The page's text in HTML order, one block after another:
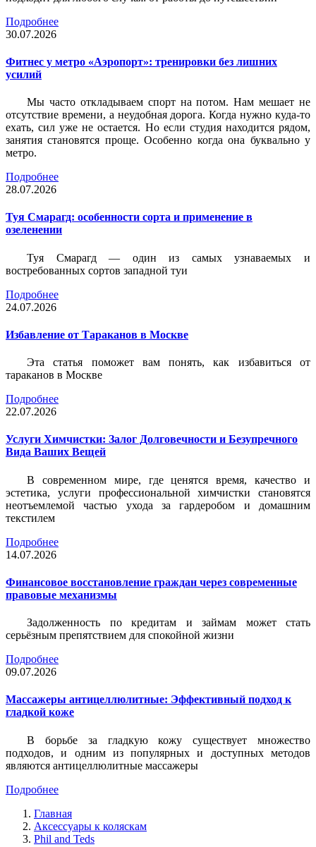
Подробнее
30.07.2026
Фитнес у метро «Аэропорт»: тренировки без лишних
усилий
Мы часто откладываем спорт на потом. Нам мешает не
отсутствие времени, а неудобная дорога. Когда нужно куда-то
ехать, сил уже не остается. Но если студия находится рядом,
занятия становятся проще. Особенно когда она буквально у
метро.
Подробнее
28.07.2026
Туя Смарагд: особенности сорта и применение в
озеленении
Туя Смарагд — один из самых узнаваемых и
востребованных сортов западной туи
Подробнее
24.07.2026
Избавление от Тараканов в Москве
Эта статья поможет вам понять, как избавиться от
тараканов в Москве
Подробнее
22.07.2026
Услуги Химчистки: Залог Долговечности и Безупречного
Вида Ваших Вещей
В современном мире, где ценятся время, качество и
эстетика, услуги профессиональной химчистки становятся
неотъемлемой частью ухода за гардеробом и домашним
текстилем
Подробнее
14.07.2026
Финансовое восстановление граждан через современные
правовые механизмы
Задолженность по кредитам и займам может стать
серьёзным препятствием для спокойной жизни
Подробнее
09.07.2026
Массажеры антицеллюлитные: Эффективный подход к
гладкой коже
В борьбе за гладкую кожу существует множество
подходов, и одним из популярных и доступных методов
являются антицеллюлитные массажеры
Подробнее
Главная
Аксессуары к коляскам
Phil and Teds